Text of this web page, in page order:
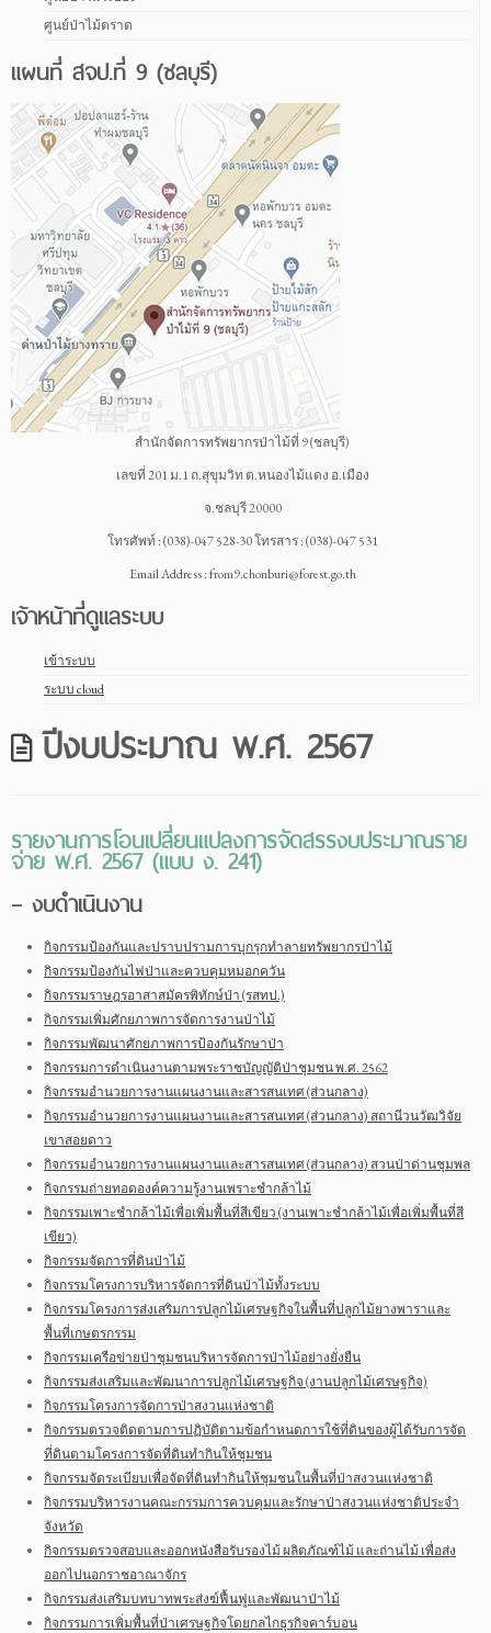
ศูนย์ป่าไม้ตราด
แผนที่ สจป.ที่ 9 (ชลบุรี)
สำนักจัดการทรัพยากรป่าไม้ที่ 9 (ชลบุรี)
เลขที่ 201 ม.1 ถ.สุขุมวิท ต.หนองไม้แดง อ.เมือง
จ.ชลบุรี 20000
โทรศัพท์ : (038)-047 528-30 โทรสาร : (038)-047 531
Email Address : from9.chonburi@forest.go.th
เจ้าหน้าที่ดูแลระบบ
เข้าระบบ
ระบบ cloud
ปีงบประมาณ พ.ศ. 2567
รายงานการโอนเปลี่ยนแปลงการจัดสรรงบประมาณราย
จ่าย พ.ศ. 2567 (แบบ ง. 241)
– งบดำเนินงาน
กิจกรรมป้องกันและปราบปรามการบุกรุกทำลายทรัพยากรป่าไม้
กิจกรรมป้องกันไฟป่าและควบคุมหมอกควัน
กิจกรรมราษฎรอาสาสมัครพิทักษ์ป่า (รสทป.)
กิจกรรมเพิ่มศักยภาพการจัดการงานป่าไม้
กิจกรรมพัฒนาศักยภาพการป้องกันรักษาป่า
กิจกรรมการดำเนินงานตามพระราชบัญญัติป่าชุมชน พ.ศ. 2562
กิจกรรมอำนวยการงานแผนงานและสารสนเทศ (ส่วนกลาง)
กิจกรรมอำนวยการงานแผนงานและสารสนเทศ (ส่วนกลาง) สถานีวนวัฒวิจัย
เขาสอยดาว
กิจกรรมอำนวยการงานแผนงานและสารสนเทศ (ส่วนกลาง) สวนป่าด่านชุมพล
กิจกรรมถ่ายทอดองค์ความรู้งานเพราะชำกล้าไม้
กิจกรรมเพาะชำกล้าไม้เพื่อเพิ่มพื้นที่สีเขียว (งานเพาะชำกล้าไม้เพื่อเพิ่มพื้นที่สี
เขียว)
กิจกรรมจัดการที่ดินป่าไม้
กิจกรรมโครงการบริหารจัดการที่ดินป่าไม้ทั้งระบบ
กิจกรรมโครงการส่งเสริมการปลูกไม้เศรษฐกิจในพื้นที่ปลูกไม้ยางพาราและ
พื้นที่เกษตรกรรม
กิจกรรมเครือข่ายป่าชุมชนบริหารจัดการป่าไม้อย่างยั่งยืน
กิจกรรมส่งเสริมและพัฒนาการปลูกไม้เศรษฐกิจ (งานปลูกไม้เศรษฐกิจ)
กิจกรรมโครงการจัดการป่าสงวนแห่งชาติ
กิจกรรมตรวจติดตามการปฏิบัติตามข้อกำหนดการใช้ที่ดินของผู้ได้รับการจัด
ที่ดินตามโครงการจัดที่ดินทำกินให้ชุมชน
กิจกรรมจัดระเบียบเพื่อจัดที่ดินทำกินให้ชุมชนในพื้นที่ป่าสงวนแห่งชาติ
กิจกรรมบริหารงานคณะกรรมการควบคุมและรักษาป่าสงวนแห่งชาติประจำ
จังหวัด
กิจกรรมตรวจสอบและออกหนังสือรับรองไม้ ผลิตภัณฑ์ไม้ และถ่านไม้ เพื่อส่ง
ออกไปนอกราชอาณาจักร
กิจกรรมส่งเสริมบทบาทพระส่งฆ์ฟื้นฟูและพัฒนาป่าไม้
กิจกรรมการเพิ่มพื้นที่ป่าเศรษฐกิจโดยกลไกธุรกิจคาร์บอน